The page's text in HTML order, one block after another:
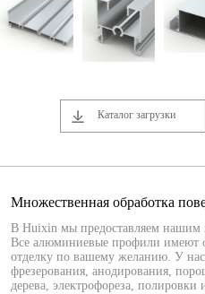
Каталог загрузки
Множественная обработка
В Huixin мы предоставляем нашим
Все алюминиевые профили имеют
отделку по вашему желанию. У нас
фрезерования, анодирования,
дерева, электрофореза, полировки